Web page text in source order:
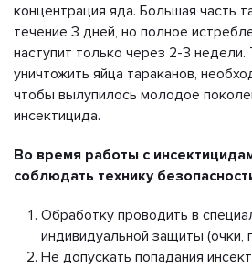
концентрация яда. Большая часть
течение 3 дней, но полное
наступит только через 2-3 недели.
уничтожить яйца тараканов,
чтобы вылупилось молодое
инсектицида.
Во время работы с
соблюдать технику
Обработку проводить в
индивидуальной защиты (очки,
Не допускать попадания